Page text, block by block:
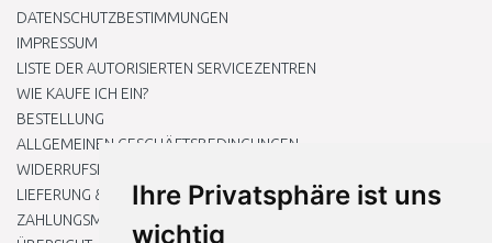
Ihre Privatsphäre ist uns
wichtig
DATENSCHUTZBESTIMMUNGEN
IMPRESSUM
LISTE DER AUTORISIERTEN SERVICEZENTREN
WIE KAUFE ICH EIN?
BESTELLUNG
ALLGEMEINEN GESCHÄFTSBEDINGUNGEN
WIDERRUFSRECHT
LIEFERUNG & ZAHLUNG
ZAHLUNGSMETHODEN